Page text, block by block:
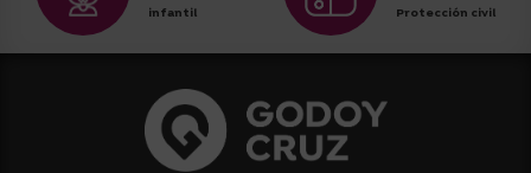
infantil
Protección civil